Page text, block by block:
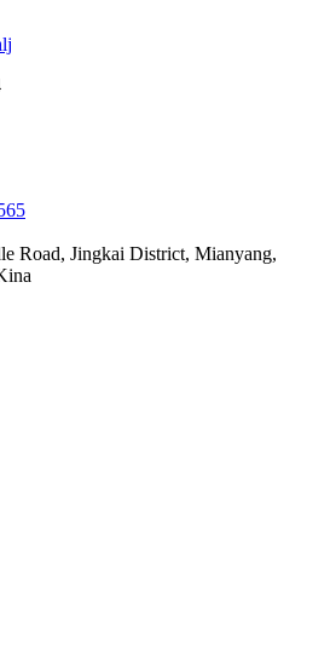
Road, Jingkai District, Mianyang,